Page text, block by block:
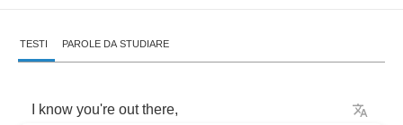
TESTI PAROLE DA STUDIARE
know you're out there,